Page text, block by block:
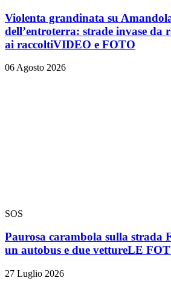
Violenta grandinata su
dell’entroterra: strade invase da
ai raccoltiVIDEO e FOTO
06 Agosto 2026
SOS
Paurosa carambola sulla strada
un autobus e due vettureLE
27 Luglio 2026